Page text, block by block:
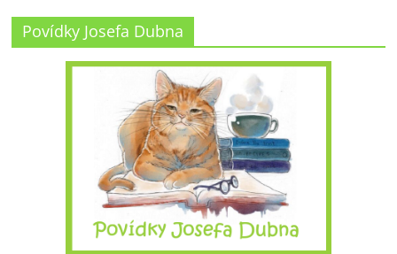
Povídky Josefa Dubna